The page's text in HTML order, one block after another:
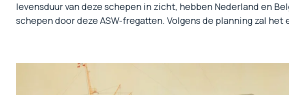
levensduur van deze schepen in zicht, hebben Nederland en
schepen door deze ASW-fregatten. Volgens de planning zal